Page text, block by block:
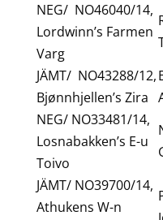
NEG/ NO46040/14,
Lordwinn’s Farmen
Varg
JÄMT/ NO43288/12,
Bjønnhjellen’s Zira
NEG/ NO33481/14,
Losnabakken’s E-u
Toivo
JÄMT/ NO39700/14,
Athukens W-n